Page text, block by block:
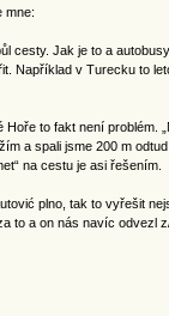
mne:
cesty. Jak je to a
Například v Turecku to
to fakt není problém.
a spali jsme 200 m
na cestu je asi řešením.
plno, tak to vyřešit
to a on nás navíc odvezl